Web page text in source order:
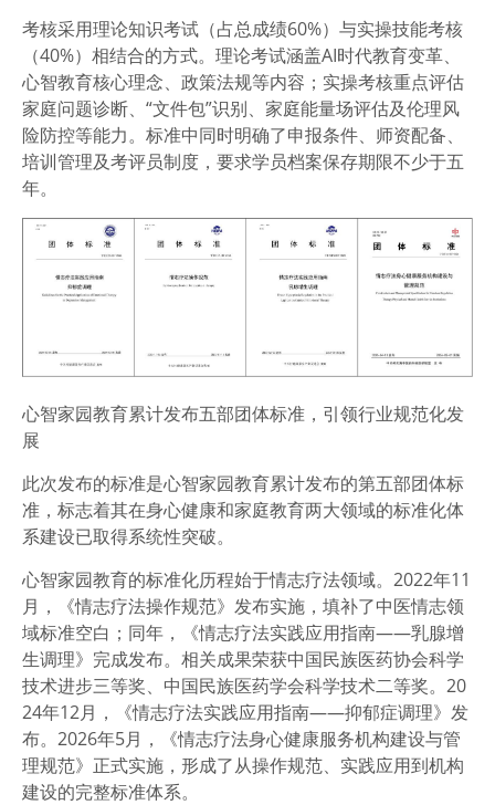
考核采用理论知识考试（占总成绩60%）与实操技能考核
（40%）相结合的方式。理论考试涵盖AI时代教育变革、
心智教育核心理念、政策法规等内容；实操考核重点评估
家庭问题诊断、“文件包”识别、家庭能量场评估及伦理风
险防控等能力。标准中同时明确了申报条件、师资配备、
培训管理及考评员制度，要求学员档案保存期限不少于五
年。
心智家园教育累计发布五部团体标准，引领行业规范化发
展
此次发布的标准是心智家园教育累计发布的第五部团体标
准，标志着其在身心健康和家庭教育两大领域的标准化体
系建设已取得系统性突破。
心智家园教育的标准化历程始于情志疗法领域。2022年11
月，《情志疗法操作规范》发布实施，填补了中医情志领
域标准空白；同年，《情志疗法实践应用指南——乳腺增
生调理》完成发布。相关成果荣获中国民族医药协会科学
技术进步三等奖、中国民族医药学会科学技术二等奖。20
24年12月，《情志疗法实践应用指南——抑郁症调理》发
布。2026年5月，《情志疗法身心健康服务机构建设与管
理规范》正式实施，形成了从操作规范、实践应用到机构
建设的完整标准体系。